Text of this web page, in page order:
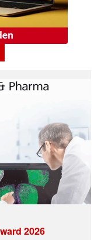
2026